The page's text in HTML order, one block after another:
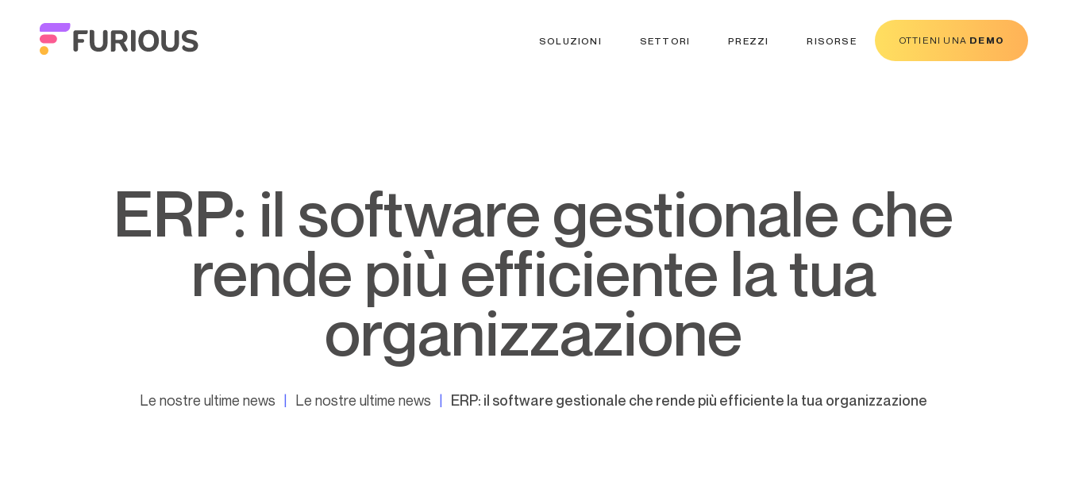
SOLUZIONI SETTORI PREZZI RISORSE OTTIENI UNA DEMO
ERP: il software gestionale che
rende più efficiente la tua
organizzazione
Le nostre ultime news Le nostre ultime news ERP: il software gestionale che rende più efficiente la tua organizzazione